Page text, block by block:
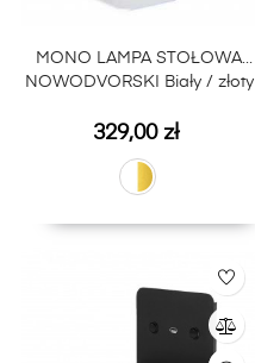
MONO LAMPA STOŁOWA
NOWODVORSKI Biały / złoty
Cena
329,00 zł